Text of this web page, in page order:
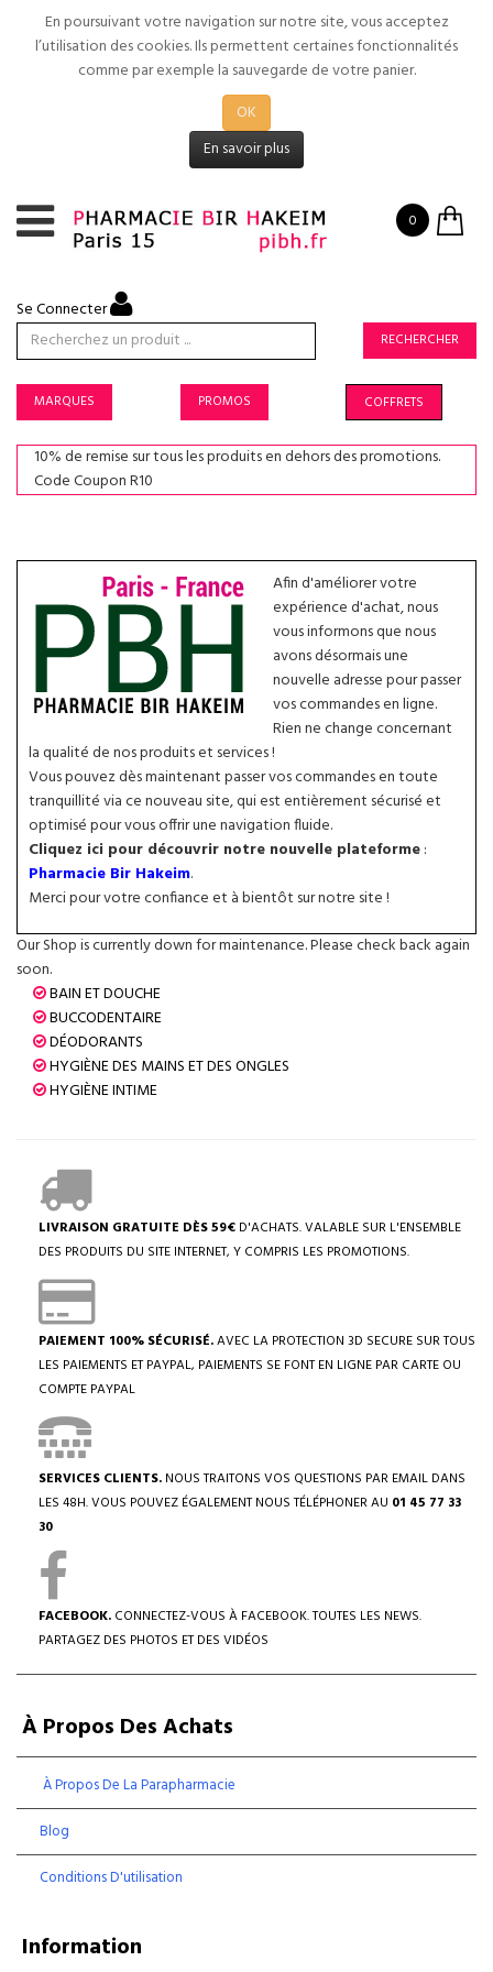
En poursuivant votre navigation sur notre site, vous acceptez
l’utilisation des cookies. Ils permettent certaines fonctionnalités
comme par exemple la sauvegarde de votre panier.
OK
En savoir plus
0
Se Connecter
RECHERCHER
MARQUES PROMOS COFFRETS
10% de remise sur tous les produits en dehors des promotions.
Code Coupon R10
Afin d'améliorer votre
expérience d'achat, nous
vous informons que nous
avons désormais une
nouvelle adresse pour passer
vos commandes en ligne.
Rien ne change concernant
la qualité de nos produits et services !
Vous pouvez dès maintenant passer vos commandes en toute
tranquillité via ce nouveau site, qui est entièrement sécurisé et
optimisé pour vous offrir une navigation fluide.
Cliquez ici pour découvrir notre nouvelle plateforme:
Pharmacie Bir Hakeim.
Merci pour votre confiance et à bientôt sur notre site !
Our Shop is currently down for maintenance. Please check back again
soon.
BAIN ET DOUCHE
BUCCODENTAIRE
DÉODORANTS
HYGIÈNE DES MAINS ET DES ONGLES
HYGIÈNE INTIME
LIVRAISON GRATUITE DÈS 59€ D'ACHATS. VALABLE SUR L'ENSEMBLE
DES PRODUITS DU SITE INTERNET, Y COMPRIS LES PROMOTIONS.
PAIEMENT 100% SÉCURISÉ.AVEC LA PROTECTION 3D SECURE SUR TOUS
LES PAIEMENTS ET PAYPAL, PAIEMENTS SE FONT EN LIGNE PAR CARTE OU
COMPTE PAYPAL
SERVICES CLIENTS. NOUS TRAITONS VOS QUESTIONS PAR EMAIL DANS
LES 48H. VOUS POUVEZ ÉGALEMENT NOUS TÉLÉPHONER AU 01 45 77 33
30
FACEBOOK. CONNECTEZ-VOUS À FACEBOOK. TOUTES LES NEWS.
PARTAGEZ DES PHOTOS ET DES VIDÉOS
À Propos Des Achats
À Propos De La Parapharmacie
Blog
Conditions D'utilisation
Information